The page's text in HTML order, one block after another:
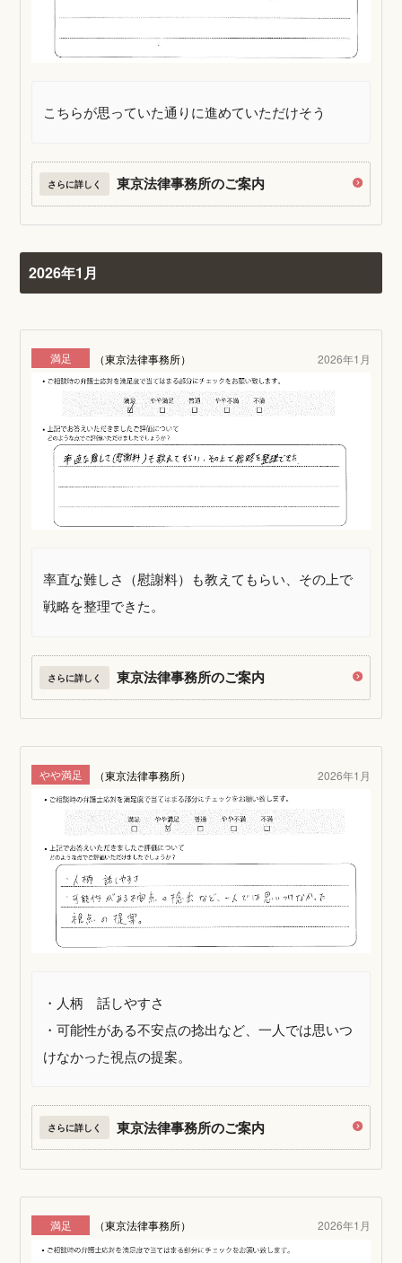
こちらが思っていた通りに進めていただけそう
さらに詳しく 東京法律事務所のご案内
2026年1月
満足 （東京法律事務所） 2026年1月
率直な難しさ（慰謝料）も教えてもらい、その上で
戦略を整理できた。
さらに詳しく 東京法律事務所のご案内
やや満足 （東京法律事務所） 2026年1月
・人柄 話しやすさ
・可能性がある不安点の捻出など、一人では思いつ
けなかった視点の提案。
さらに詳しく 東京法律事務所のご案内
満足 （東京法律事務所） 2026年1月